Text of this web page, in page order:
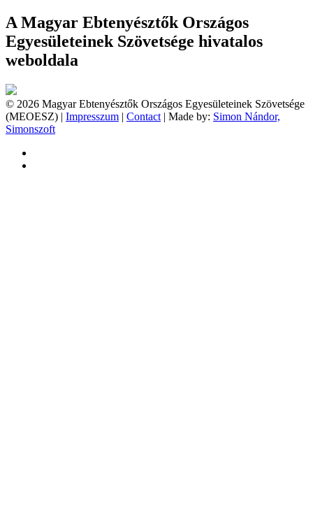
A Magyar Ebtenyésztők Országos
Egyesületeinek Szövetsége hivatalos
weboldala
© 2026 Magyar Ebtenyésztők Országos Egyesületeinek Szövetsége
(MEOESZ) | Impresszum | Contact | Made by: Simon Nándor,
Simonszoft